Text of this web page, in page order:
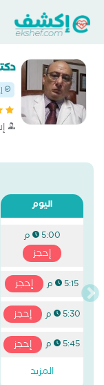
اليوم
5:00 م
إحجز
5:15 م إحجز
5:30 م إحجز
5:45 م
إحجز
المزيد